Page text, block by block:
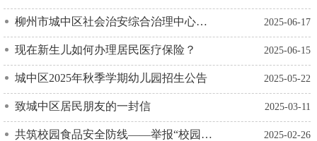
数据专题
2025-06-17
柳州市城中区社会治安综合治理中心服务指南
2025-06-15
现在新生儿如何办理居民医疗保险？
2025-05-22
城中区2025年秋季学期幼儿园招生公告
2025-03-11
致城中区居民朋友的一封信
2025-02-26
共筑校园食品安全防线——举报“校园餐”重大违法行为有奖励